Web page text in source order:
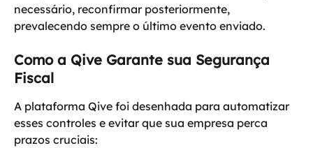
necessário, reconfirmar posteriormente,
prevalecendo sempre o último evento enviado.
Como a Qive Garante sua Segurança
Fiscal
A plataforma Qive foi desenhada para automatizar
esses controles e evitar que sua empresa perca
prazos cruciais: